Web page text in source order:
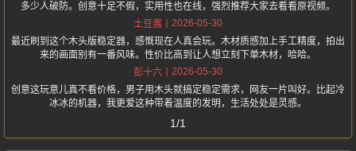
多少人破防。创意十足不假，实用性也在线，强烈推荐大家去看看原视频。
土豆酱
2026-05-30
最近刷到这个木头版稳定器，感慨现在人真会玩。木材质感加上手工精度，拍出
来的画面别有一番风味。性价比高到让人想立刻下单木材，哈哈。
彭十六
2026-05-30
创意这玩意儿真不看价格，男子用木头就搞定稳定需求，网友一片叫好。比起冷
冰冰的机器，我更爱这种带着温度的发明，生活处处是灵感。
1/1